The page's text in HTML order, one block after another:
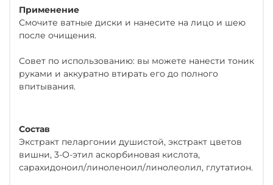
Применение
Смочите ватные диски и нанесите на лицо и шею
после очищения.
Совет по использованию: вы можете нанести тоник
руками и аккуратно втирать его до полного
впитывания.
Состав
Экстракт пеларгонии душистой, экстракт цветов
вишни, 3-О-этил аскорбиновая кислота,
сарахидоноил/линоленоил/линолеолил, глутатион.